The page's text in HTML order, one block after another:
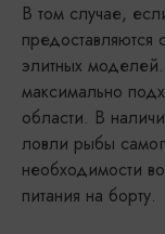
В том случае,
элитных
максимально
области. В
ловли рыбы
необходимости
питания на борту.